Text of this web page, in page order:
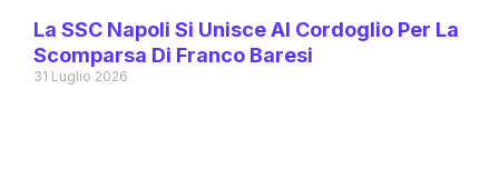
La SSC Napoli Si Unisce Al Cordoglio Per La
Scomparsa Di Franco Baresi
31 Luglio 2026